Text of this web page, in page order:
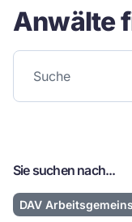
Anwälte
Sie suchen nach...
DAV